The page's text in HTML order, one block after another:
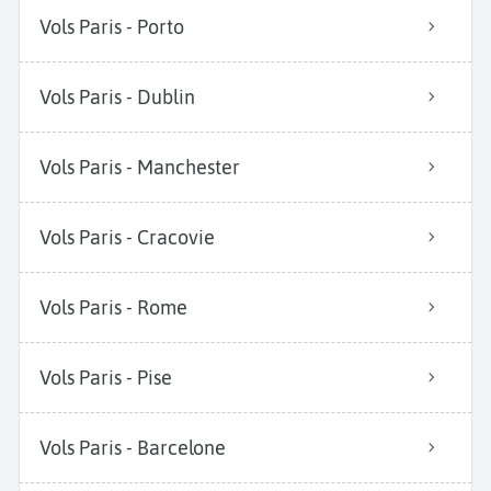
Vols Paris - Porto
Vols Paris - Dublin
Vols Paris - Manchester
Vols Paris - Cracovie
Vols Paris - Rome
Vols Paris - Pise
Vols Paris - Barcelone